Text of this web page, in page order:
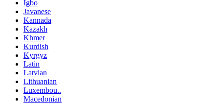
Igbo
Javanese
Kannada
Kazakh
Khmer
Kurdish
Kyrgyz
Latin
Latvian
Lithuanian
Luxembou..
Macedonian